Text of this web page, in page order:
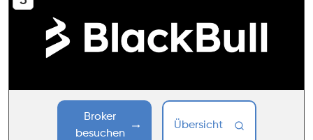
Broker
besuchen
Übersicht